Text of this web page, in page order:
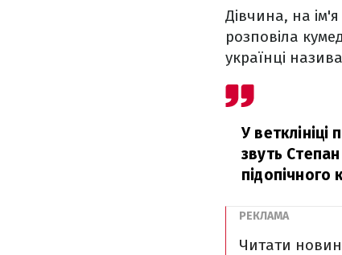
Дівчина, на
розповіла
українці
У
звуть
Читати